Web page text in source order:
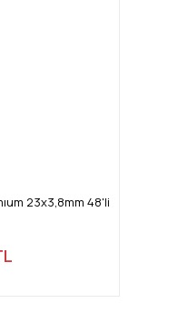
23x3,8mm 48'li